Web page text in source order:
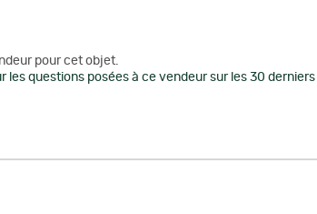
pour cet objet.
les questions posées à ce vendeur sur les 30